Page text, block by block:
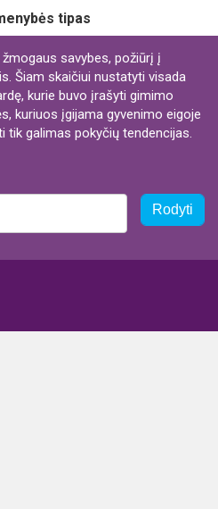
tipas
savybes, požiūrį į
Šiam skaičiui nustatyti visada
kurie buvo įrašyti gimimo
kuriuos įgijama gyvenimo eigoje
tik galimas pokyčių tendencijas.
Rodyti